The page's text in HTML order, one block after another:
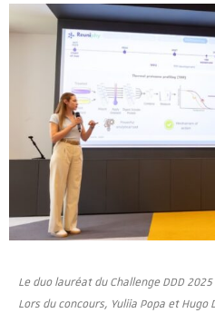
Le duo lauréat du Challenge DDD
Lors du concours, Yuliia Popa et